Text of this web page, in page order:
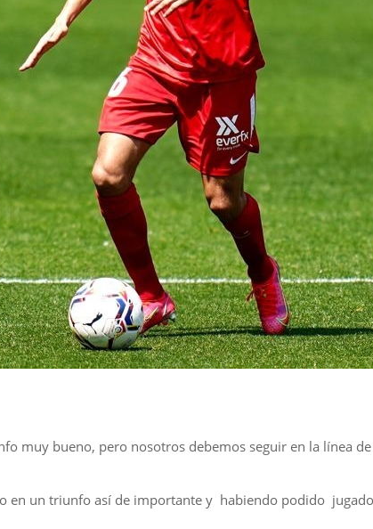
muy bueno, pero nosotros debemos seguir en la línea
en un triunfo así de importante y habiendo podido